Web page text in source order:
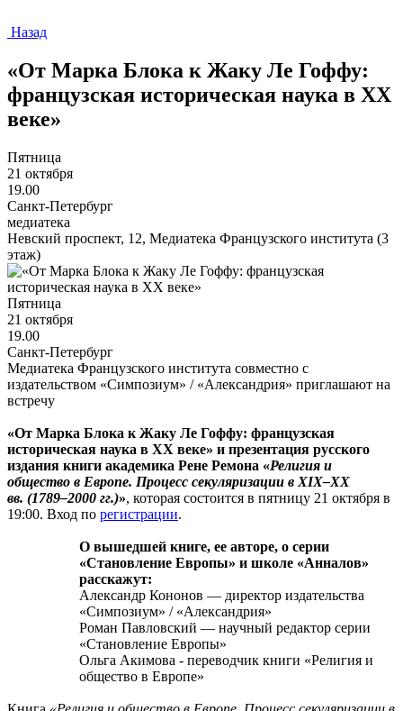
Назад
«От Марка Блока к Жаку Ле Гоффу:
французская историческая наука в ХХ
веке»
Пятница
21 октября
19.00
Санкт-Петербург
медиатека
Невский проспект, 12, Медиатека Французского института (3
этаж)
Пятница
21 октября
19.00
Санкт-Петербург
Медиатека Французского института совместно с
издательством «Симпозиум» / «Александрия» приглашают на
встречу
«От Марка Блока к Жаку Ле Гоффу: французская
историческая наука в ХХ веке» и презентация русского
издания книги академика Рене Ремона «Религия и
общество в Европе. Процесс секуляризации в XIX–XX
вв. (1789–2000 гг.)», которая состоится в пятницу 21 октября в
19:00. Вход по регистрации.
О вышедшей книге, ее авторе, о серии
«Становление Европы» и школе «Анналов»
расскажут:
Александр Кононов — директор издательства
«Симпозиум» / «Александрия»
Роман Павловский — научный редактор серии
«Становление Европы»
Ольга Акимова - переводчик книги «Религия и
общество в Европе»